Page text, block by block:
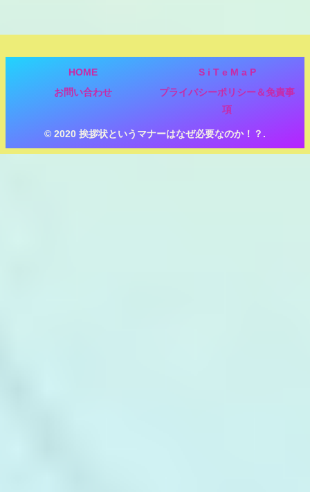
HOME
S i T e M a P
お問い合わせ
プライバシーポリシー＆免責事
項
© 2020 挨拶状というマナーはなぜ必要なのか！？.